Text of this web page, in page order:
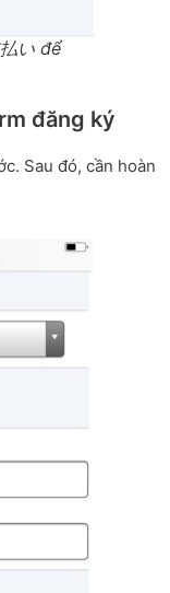
い để
đăng ký
Sau đó, cần hoàn